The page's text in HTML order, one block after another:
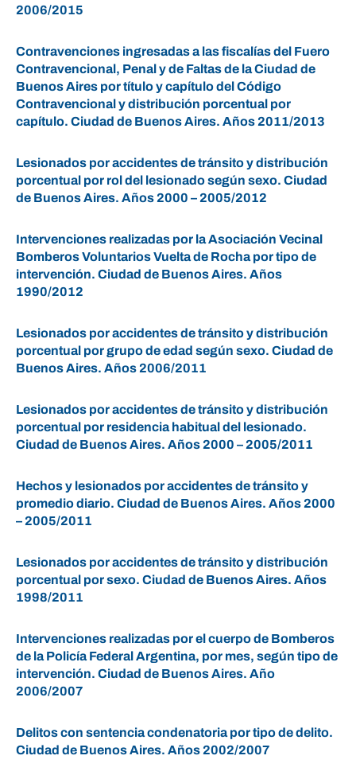
2006/2015
Contravenciones ingresadas a las fiscalías del Fuero
Contravencional, Penal y de Faltas de la Ciudad de
Buenos Aires por título y capítulo del Código
Contravencional y distribución porcentual por
capítulo. Ciudad de Buenos Aires. Años 2011/2013
Lesionados por accidentes de tránsito y distribución
porcentual por rol del lesionado según sexo. Ciudad
de Buenos Aires. Años 2000 – 2005/2012
Intervenciones realizadas por la Asociación Vecinal
Bomberos Voluntarios Vuelta de Rocha por tipo de
intervención. Ciudad de Buenos Aires. Años
1990/2012
Lesionados por accidentes de tránsito y distribución
porcentual por grupo de edad según sexo. Ciudad de
Buenos Aires. Años 2006/2011
Lesionados por accidentes de tránsito y distribución
porcentual por residencia habitual del lesionado.
Ciudad de Buenos Aires. Años 2000 – 2005/2011
Hechos y lesionados por accidentes de tránsito y
promedio diario. Ciudad de Buenos Aires. Años 2000
– 2005/2011
Lesionados por accidentes de tránsito y distribución
porcentual por sexo. Ciudad de Buenos Aires. Años
1998/2011
Intervenciones realizadas por el cuerpo de Bomberos
de la Policía Federal Argentina, por mes, según tipo de
intervención. Ciudad de Buenos Aires. Año
2006/2007
Delitos con sentencia condenatoria por tipo de delito.
Ciudad de Buenos Aires. Años 2002/2007